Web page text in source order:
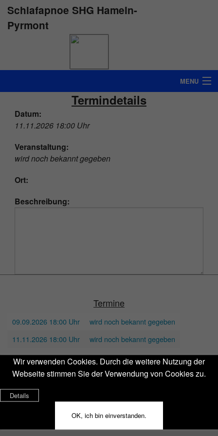
Wir verwenden Cookies. Durch die weitere Nutzung der
Webseite stimmen Sie der Verwendung von Cookies zu.
Details
OK, ich bin einverstanden.
Schlafapnoe SHG Hameln-
Pyrmont
MENU
INFO
ÜBER UNS
Termindetails
Datum:
11.11.2026 18:00 Uhr
Veranstaltung:
wird noch bekannt gegeben
Ort:
Beschreibung:
Termine
09.09.2026 18:00 Uhr
wird noch bekannt gegeben
11.11.2026 18:00 Uhr
wird noch bekannt gegeben
Ⓒ 2019 Schlafapnoe SHG
Login
Impressum
Datenschutz